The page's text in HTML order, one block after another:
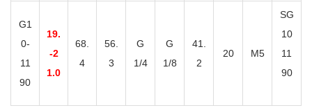
G1
0-
11
90
19.
-2
1.0
68.
4
56.
3
G
1/4
G
1/8
41.
2
20 M5
SG
10
11
90